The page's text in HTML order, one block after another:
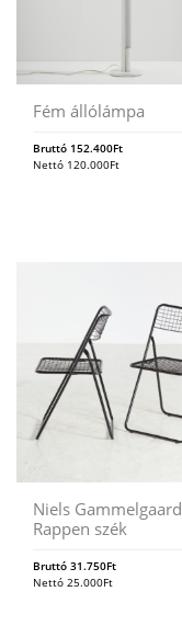
Fém állólámpa
Bruttó 152.400Ft
Nettó 120.000Ft
Niels Gammelgaard
Rappen szék
Bruttó 31.750Ft
Nettó 25.000Ft